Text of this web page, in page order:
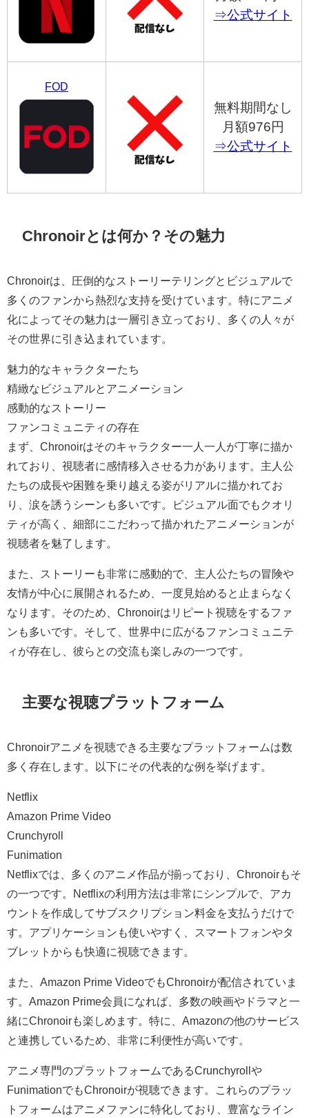
⇒公式サイト
FOD
無料期間なし
月額976円
⇒公式サイト
Chronoirとは何か？その魅力
Chronoirは、圧倒的なストーリーテリングとビジュアルで
多くのファンから熱烈な支持を受けています。特にアニメ
化によってその魅力は一層引き立っており、多くの人々が
その世界に引き込まれています。
魅力的なキャラクターたち
精緻なビジュアルとアニメーション
感動的なストーリー
ファンコミュニティの存在
まず、Chronoirはそのキャラクター一人一人が丁寧に描か
れており、視聴者に感情移入させる力があります。主人公
たちの成長や困難を乗り越える姿がリアルに描かれてお
り、涙を誘うシーンも多いです。ビジュアル面でもクオリ
ティが高く、細部にこだわって描かれたアニメーションが
視聴者を魅了します。
また、ストーリーも非常に感動的で、主人公たちの冒険や
友情が中心に展開されるため、一度見始めると止まらなく
なります。そのため、Chronoirはリピート視聴をするファ
ンも多いです。そして、世界中に広がるファンコミュニテ
ィが存在し、彼らとの交流も楽しみの一つです。
主要な視聴プラットフォーム
Chronoirアニメを視聴できる主要なプラットフォームは数
多く存在します。以下にその代表的な例を挙げます。
Netflix
Amazon Prime Video
Crunchyroll
Funimation
Netflixでは、多くのアニメ作品が揃っており、Chronoirもそ
の一つです。Netflixの利用方法は非常にシンプルで、アカ
ウントを作成してサブスクリプション料金を支払うだけで
す。アプリケーションも使いやすく、スマートフォンやタ
ブレットからも快適に視聴できます。
また、Amazon Prime VideoでもChronoirが配信されていま
す。Amazon Prime会員になれば、多数の映画やドラマと一
緒にChronoirも楽しめます。特に、Amazonの他のサービス
と連携しているため、非常に利便性が高いです。
アニメ専門のプラットフォームであるCrunchyrollや
FunimationでもChronoirが視聴できます。これらのプラッ
トフォームはアニメファンに特化しており、豊富なライン